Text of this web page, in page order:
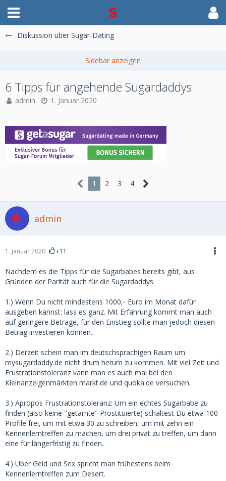
Diskussion über Sugar-Dating
6 Tipps für angehende Sugardaddys
admin 1. Januar 2020
1 2 3 4
admin
1. Januar 2020 +11
Nachdem es die Tipps für die Sugarbabes bereits gibt, aus
Gründen der Parität auch für die Sugardaddys.
1.) Wenn Du nicht mindestens 1000,- Euro im Monat dafür
ausgeben kannst: lass es ganz. Mit Erfahrung kommt man auch
auf geringere Beträge, für den Einstieg sollte man jedoch diesen
Betrag investieren können.
2.) Derzeit schein man im deutschsprachigen Raum um
mysugardaddy.de nicht drum herum zu kommen. Mit viel Zeit und
Frustrationstoleranz kann man es auch mal bei den
Kleinanzeigenmärkten markt.de und quoka.de versuchen.
3.) Apropos Frustrationstoleranz: Um ein echtes Sugarbabe zu
finden (also keine "getarnte" Prostituierte) schaltest Du etwa 100
Profile frei, um mit etwa 30 zu schreiben, um mit zehn ein
Kennenlerntreffen zu machen, um drei privat zu treffen, um dann
eine für längerfristig zu finden.
4.) Über Geld und Sex spricht man frühestens beim
Kennenlerntreffen zum Desert.